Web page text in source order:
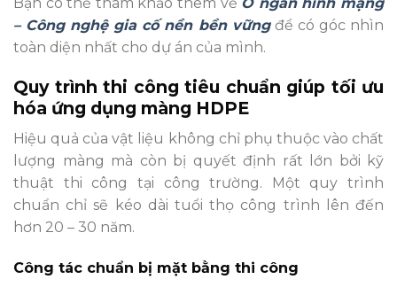
– Công nghệ gia cố nền bền vữngđể có góc nhìn
toàn diện nhất cho dự án của mình.
Quy trình thi công tiêu chuẩn giúp tối ưu
hóa ứng dụng màng HDPE
Hiệu quả của vật liệu không chỉ phụ thuộc vào chất
lượng màng mà còn bị quyết định rất lớn bởi kỹ
thuật thi công tại công trường. Một quy trình
chuẩn chỉ sẽ kéo dài tuổi thọ công trình lên đến
hơn 20 – 30 năm.
Công tác chuẩn bị mặt bằng thi công